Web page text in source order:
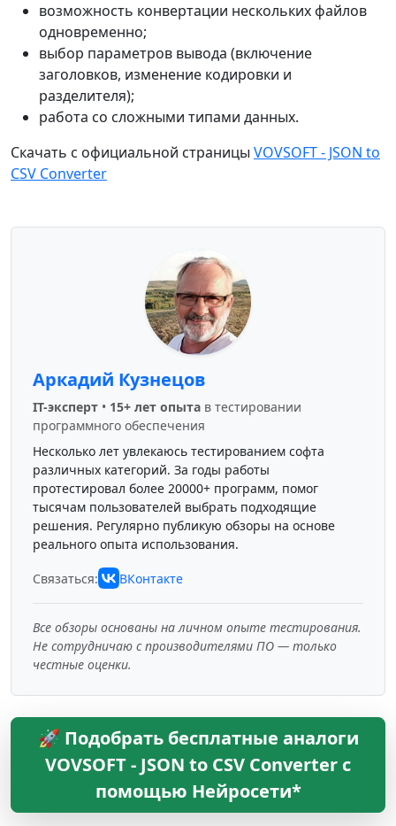
возможность конвертации нескольких файлов
одновременно;
выбор параметров вывода (включение
заголовков, изменение кодировки и
разделителя);
работа со сложными типами данных.
Скачать с официальной страницы VOVSOFT - JSON to
CSV Converter
Аркадий Кузнецов
IT-эксперт • 15+ лет опыта в тестировании
программного обеспечения
Несколько лет увлекаюсь тестированием софта
различных категорий. За годы работы
протестировал более 20000+ программ, помог
тысячам пользователей выбрать подходящие
решения. Регулярно публикую обзоры на основе
реального опыта использования.
Связаться: ВКонтакте
Все обзоры основаны на личном опыте тестирования.
Не сотрудничаю с производителями ПО — только
честные оценки.
🚀 Подобрать бесплатные аналоги
VOVSOFT - JSON to CSV Converter с
помощью Нейросети*